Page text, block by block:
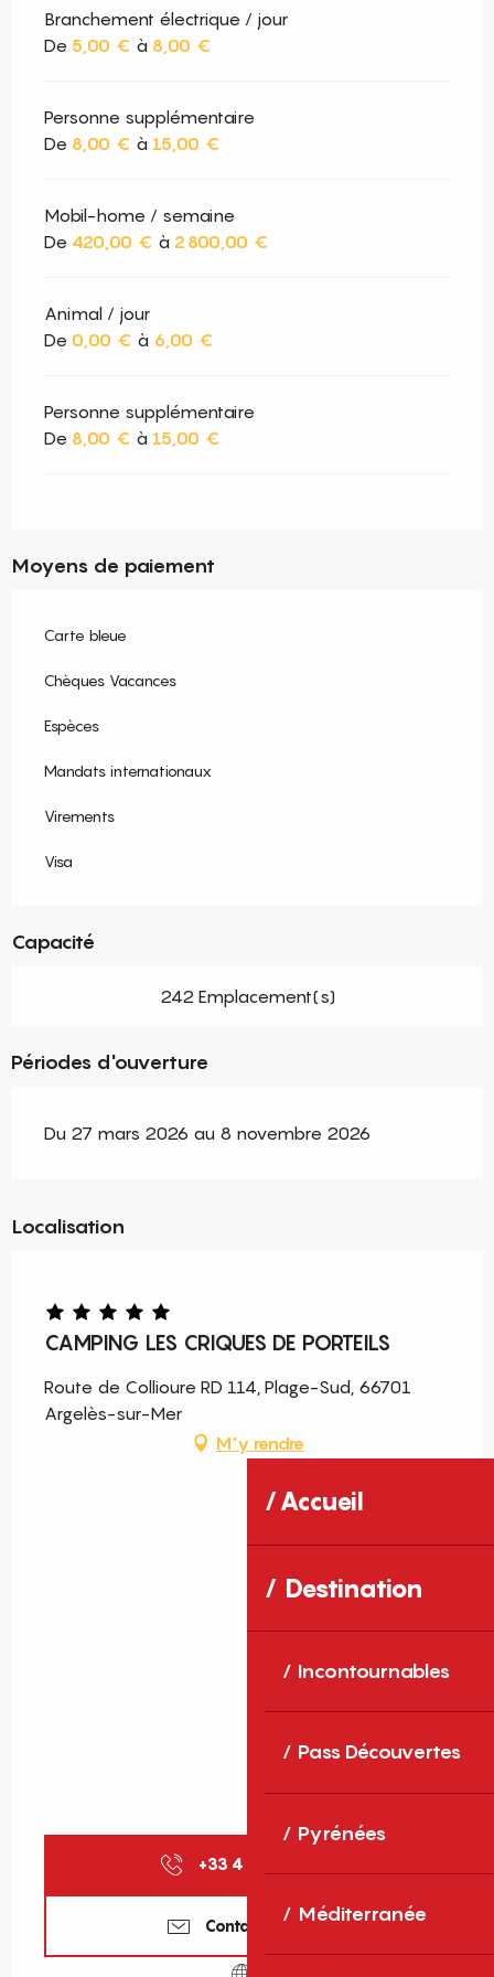
Accueil
Destination
Incontournables
Pass Découvertes
Pyrénées
Méditerranée
Branchement électrique / jour
De 5,00 € à 8,00 €
Personne supplémentaire
De 8,00 € à 15,00 €
Mobil-home / semaine
De 420,00 € à 2 800,00 €
Animal / jour
De 0,00 € à 6,00 €
Personne supplémentaire
De 8,00 € à 15,00 €
Moyens de paiement
Carte bleue
Chèques Vacances
Espèces
Mandats internationaux
Virements
Visa
Capacité
242 Emplacement(s)
Périodes d'ouverture
Du 27 mars 2026 au 8 novembre 2026
Localisation
CAMPING LES CRIQUES DE PORTEILS
Route de Collioure RD 114, Plage-Sud, 66701
Argelès-sur-Mer
M'y rendre
+33 4 68 81 12
Contactez-nous